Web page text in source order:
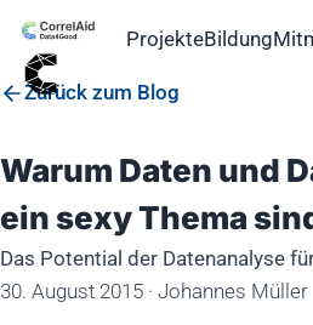
ProjekteBildung
Zurück zum Blog
Warum Daten und
ein sexy Thema
Das Potential der Datenanalyse
30. August 2015 · Johannes Müller